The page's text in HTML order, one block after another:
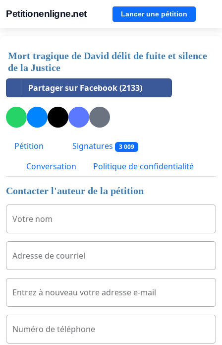
Petitionenligne.net Lancer une pétition
Mort tragique de David délit de fuite et silence
de la Justice
Partager sur Facebook (2133)
Pétition Signatures 3 009
Conversation Politique de confidentialité
Contacter l'auteur de la pétition
Votre nom
Adresse de courriel
Entrez à nouveau votre adresse e-mail
Numéro de téléphone